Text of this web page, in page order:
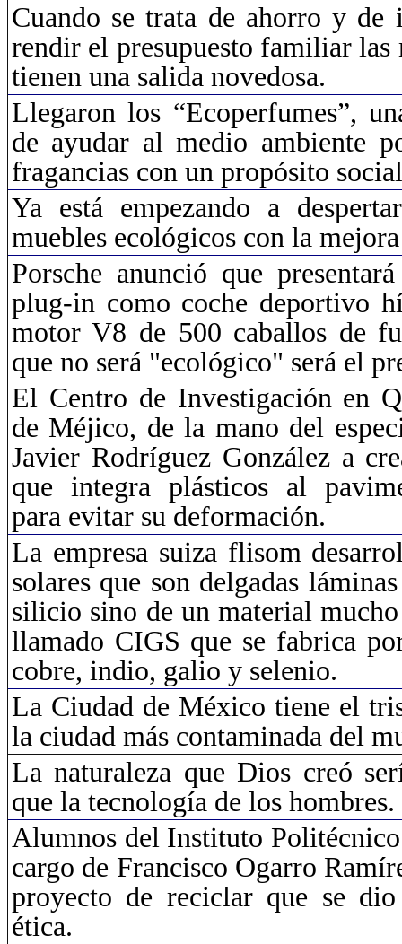
Cuando se trata de ahorro y de
rendir el presupuesto familiar las
tienen una salida novedosa.
Llegaron los “Ecoperfumes”,
de ayudar al medio ambiente
fragancias con un propósito
Ya está empezando a
muebles ecológicos con la
Porsche anunció que
plug-in como coche deportivo
motor V8 de 500 caballos de
que no será "ecológico" será el
El Centro de Investigación en
de Méjico, de la mano del
Javier Rodríguez González a
que integra plásticos al
para evitar su deformación.
La empresa suiza flisom
solares que son delgadas
silicio sino de un material
llamado CIGS que se fabrica
cobre, indio, galio y selenio.
La Ciudad de México tiene el
la ciudad más contaminada del
La naturaleza que Dios creó
que la tecnología de los hombres.
Alumnos del Instituto
cargo de Francisco Ogarro
proyecto de reciclar que se
ética.